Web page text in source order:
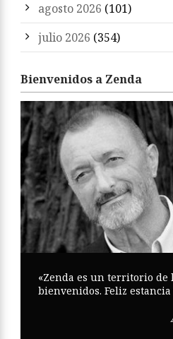
agosto 2026 (101)
julio 2026 (354)
Bienvenidos a Zenda
«Zenda es un territorio de
bienvenidos. Feliz